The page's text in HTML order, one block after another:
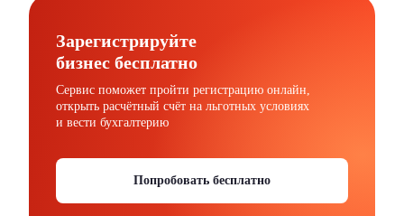
Зарегистрируйте
бизнес бесплатно
Сервис поможет пройти регистрацию онлайн,
открыть расчётный счёт на льготных условиях
и вести бухгалтерию
Попробовать бесплатно